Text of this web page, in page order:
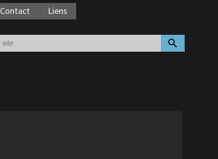
Contact Liens
search